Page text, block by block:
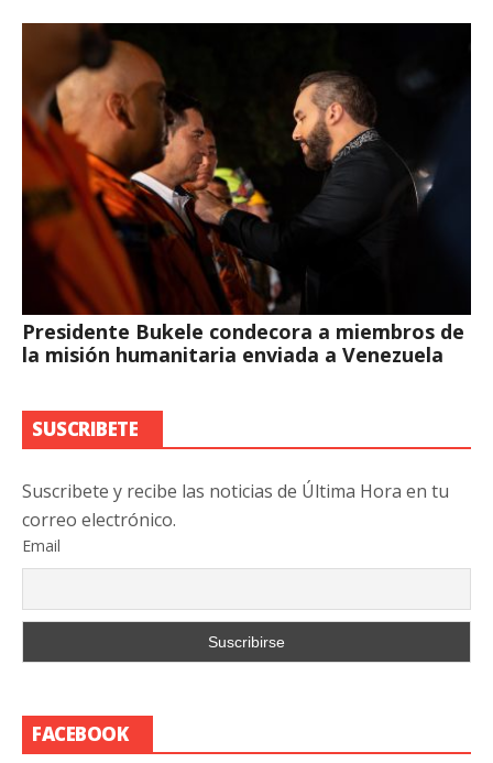
Presidente Bukele condecora a miembros de
la misión humanitaria enviada a Venezuela
SUSCRIBETE
Suscribete y recibe las noticias de Última Hora en tu
correo electrónico.
Email
FACEBOOK